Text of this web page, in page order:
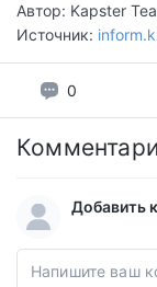
Автор: Kapster
Источник:
0
Добавить